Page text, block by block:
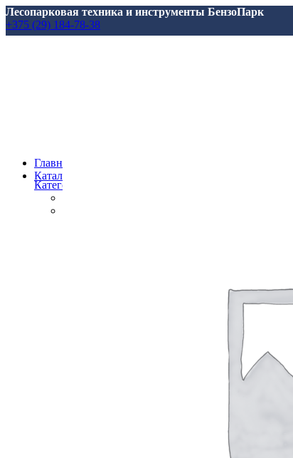
Лесопарковая техника и инструменты БензоПарк
+375 (29) 184-78-38
Главная
Каталог
Категории
для Мотоблоков и Культиваторов